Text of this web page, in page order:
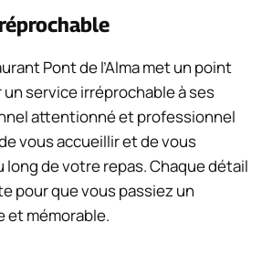
Pont de l’Alma met un point
un service irréprochable à ses
attentionné et professionnel
vous accueillir et de vous
de votre repas. Chaque détail
pour que vous passiez un
et mémorable.